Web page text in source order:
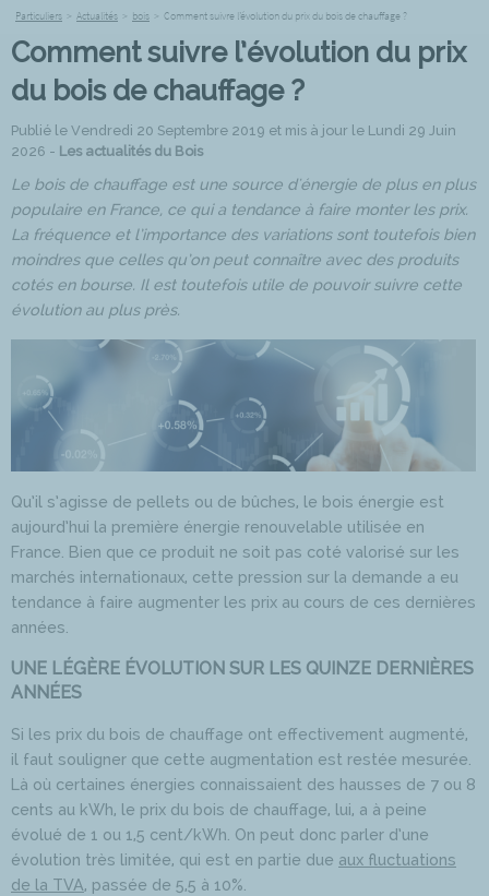
Particuliers > Actualités > bois > Comment suivre l’évolution du prix du bois de chauffage ?
Comment suivre l’évolution du prix
du bois de chauffage ?
Publié le Vendredi 20 Septembre 2019 et mis à jour le Lundi 29 Juin
2026 - Les actualités du Bois
Le bois de chauffage est une source d'énergie de plus en plus
populaire en France, ce qui a tendance à faire monter les prix.
La fréquence et l’importance des variations sont toutefois bien
moindres que celles qu’on peut connaître avec des produits
cotés en bourse. Il est toutefois utile de pouvoir suivre cette
évolution au plus près.
Qu’il s’agisse de pellets ou de bûches, le bois énergie est
aujourd’hui la première énergie renouvelable utilisée en
France. Bien que ce produit ne soit pas coté valorisé sur les
marchés internationaux, cette pression sur la demande a eu
tendance à faire augmenter les prix au cours de ces dernières
années.
UNE LÉGÈRE ÉVOLUTION SUR LES QUINZE DERNIÈRES
ANNÉES
Si les prix du bois de chauffage ont effectivement augmenté,
il faut souligner que cette augmentation est restée mesurée.
Là où certaines énergies connaissaient des hausses de 7 ou 8
cents au kWh, le prix du bois de chauffage, lui, a à peine
évolué de 1 ou 1,5 cent/kWh. On peut donc parler d’une
évolution très limitée, qui est en partie due aux fluctuations
de la TVA, passée de 5,5 à 10%.